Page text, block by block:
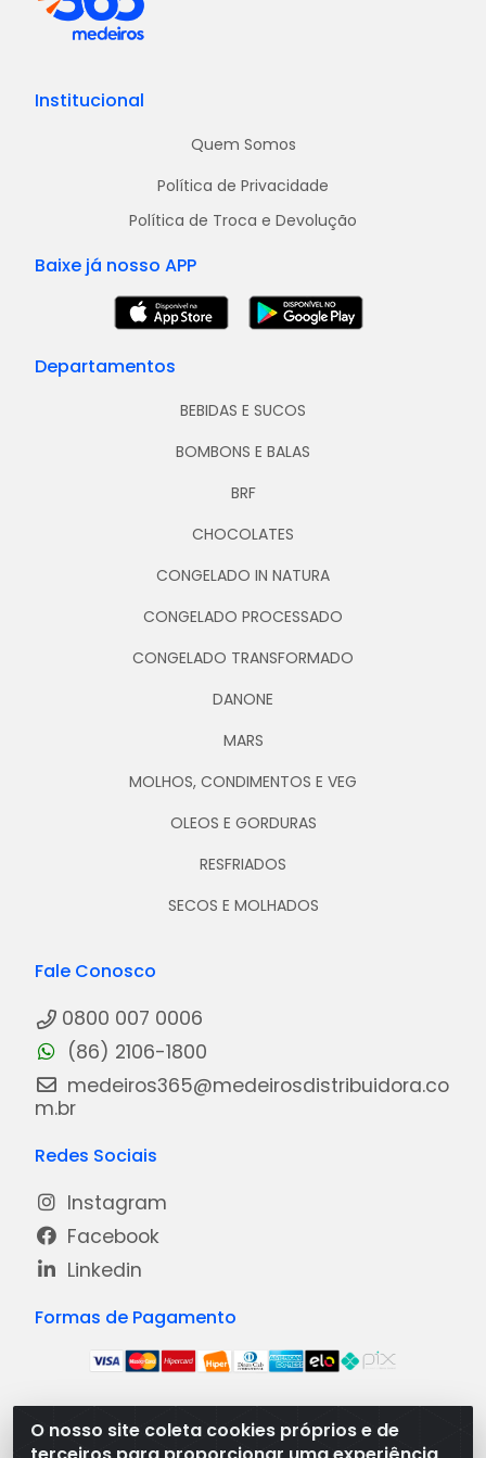
O nosso site coleta cookies próprios e de
Institucional
Quem Somos
Política de Privacidade
Política de Troca e Devolução
Baixe já nosso APP
Departamentos
BEBIDAS E SUCOS
BOMBONS E BALAS
BRF
CHOCOLATES
CONGELADO IN NATURA
CONGELADO PROCESSADO
CONGELADO TRANSFORMADO
DANONE
MARS
MOLHOS, CONDIMENTOS E VEG
OLEOS E GORDURAS
RESFRIADOS
SECOS E MOLHADOS
Fale Conosco
0800 007 0006
(86) 2106-1800
medeiros365@medeirosdistribuidora.co
m.br
Redes Sociais
Instagram
Facebook
Linkedin
Formas de Pagamento
Medeiros Distribuidora - Rua Dias Carneiro, 1977 -